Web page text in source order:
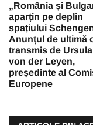
„România și
aparțin pe deplin
spațiului
Anunțul de ultimă
transmis de Ursula
von der Leyen,
președinte al
Europene